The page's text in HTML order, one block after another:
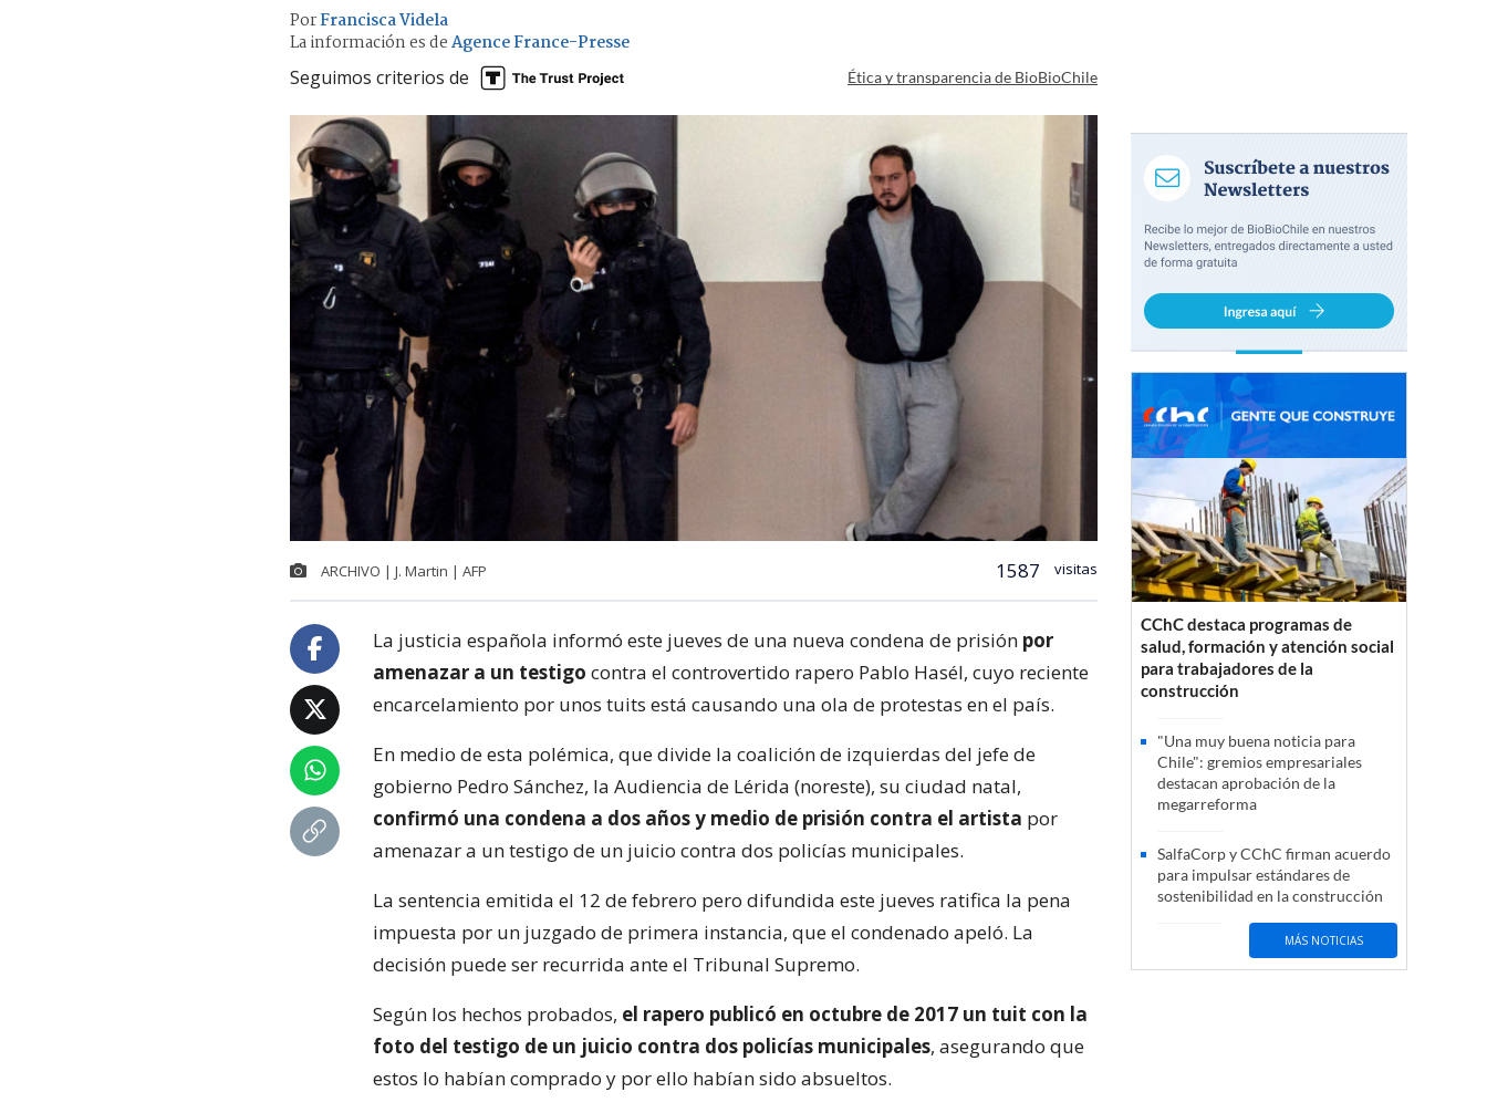
PorFrancisca Videla
La información es deAgence France-Presse
Seguimos criterios de Ética y transparencia de BioBioChile
ARCHIVO | J. Martin | AFP 1587 visitas
La justicia española informó este jueves de una nueva condena de prisión por
amenazar a un testigo contra el controvertido rapero Pablo Hasél, cuyo reciente
encarcelamiento por unos tuits está causando una ola de protestas en el país.
En medio de esta polémica, que divide la coalición de izquierdas del jefe de
gobierno Pedro Sánchez, la Audiencia de Lérida (noreste), su ciudad natal,
confirmó una condena a dos años y medio de prisión contra el artista por
amenazar a un testigo de un juicio contra dos policías municipales.
La sentencia emitida el 12 de febrero pero difundida este jueves ratifica la pena
impuesta por un juzgado de primera instancia, que el condenado apeló. La
decisión puede ser recurrida ante el Tribunal Supremo.
Según los hechos probados, el rapero publicó en octubre de 2017 un tuit con la
foto del testigo de un juicio contra dos policías municipales, asegurando que
estos lo habían comprado y por ello habían sido absueltos.
CChC destaca programas de
salud, formación y atención social
para trabajadores de la
construcción
"Una muy buena noticia para
Chile": gremios empresariales
destacan aprobación de la
megarreforma
SalfaCorp y CChC firman acuerdo
para impulsar estándares de
sostenibilidad en la construcción
MÁS NOTICIAS